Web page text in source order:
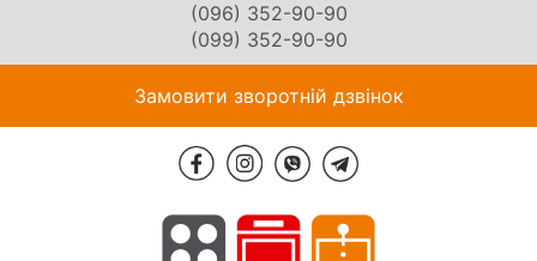
(096) 352-90-90
(099) 352-90-90
Замовити зворотній дзвінок